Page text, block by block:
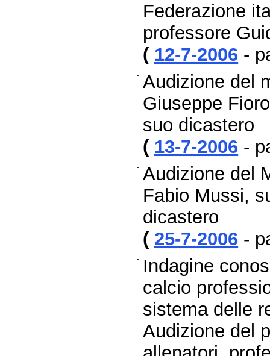
Federazione
professore
( 12-7-2006 -
Audizione del
Giuseppe
suo dicastero
( 13-7-2006 -
Audizione del
Fabio Mussi,
dicastero
( 25-7-2006 -
Indagine
calcio
sistema delle
Audizione del